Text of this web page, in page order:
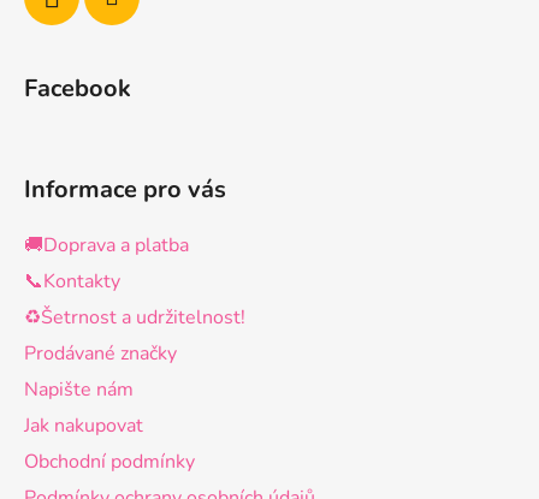
Facebook
Informace pro vás
🚚Doprava a platba
📞Kontakty
♻️Šetrnost a udržitelnost!
Prodávané značky
Napište nám
Jak nakupovat
Obchodní podmínky